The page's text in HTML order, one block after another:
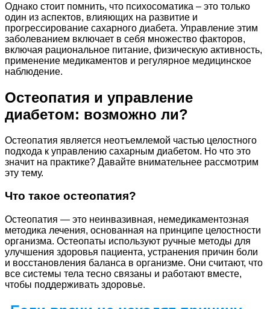
Однако стоит помнить, что психосоматика – это только
один из аспектов, влияющих на развитие и
прогрессирование сахарного диабета. Управление этим
заболеванием включает в себя множество факторов,
включая рациональное питание, физическую активность,
применение медикаментов и регулярное медицинское
наблюдение.
Остеопатия и управление
диабетом: возможно ли?
Остеопатия является неотъемлемой частью целостного
подхода к управлению сахарным диабетом. Но что это
значит на практике? Давайте внимательнее рассмотрим
эту тему.
Что такое остеопатия?
Остеопатия — это неинвазивная, немедикаментозная
методика лечения, основанная на принципе целостности
организма. Остеопаты используют ручные методы для
улучшения здоровья пациента, устранения причин боли
и восстановления баланса в организме. Они считают, что
все системы тела тесно связаны и работают вместе,
чтобы поддерживать здоровье.